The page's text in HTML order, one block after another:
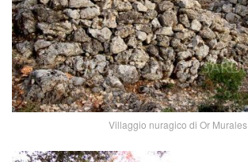
Villaggio nuragico di Or Murales